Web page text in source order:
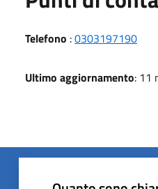
Telefono :0303197190
Ultimo aggiornamento: 11